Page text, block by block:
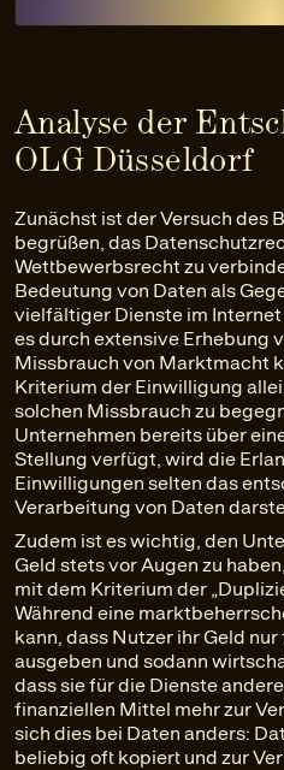
Analyse der
OLG Düsseldorf
Zunächst ist der Versuch des
begrüßen, das
Wettbewerbsrecht zu
Bedeutung von Daten als
vielfältiger Dienste im
es durch extensive Erhebung
Missbrauch von Marktmacht
Kriterium der Einwilligung
solchen Missbrauch zu
Unternehmen bereits über
Stellung verfügt, wird die
Einwilligungen selten das
Verarbeitung von Daten
Zudem ist es wichtig, den
Geld stets vor Augen zu
mit dem Kriterium der
Während eine
kann, dass Nutzer ihr Geld
ausgeben und sodann
dass sie für die Dienste
finanziellen Mittel mehr zur
sich dies bei Daten anders:
beliebig oft kopiert und zur